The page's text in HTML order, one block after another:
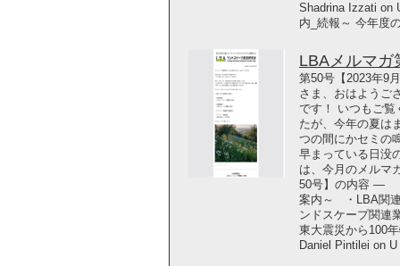
Shadrina Izzati on
内_続報～ 今年度
LBAメルマガ
第50号【2023年9
さま、おはようご
です！ いつもご
たが、今年の夏は
つの間にかセミの
早まっている日没
は、今月のメルマ
50号】の内容 ―
案内～ ・LBA関
ンドスケープ関
東大震災から100
Daniel Pintilei on U